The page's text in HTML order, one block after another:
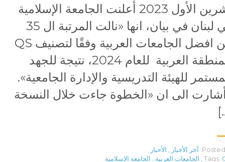
تشرين الأول 2023 أعلنت الجامعة الإسلامية
في لبنان في بيان، انها «نالت المرتبة ال 35
بين افضل الجامعات العربية وفقًا لتصنيف QS
للمنطقة العربية للعام 2024، نتيجة للجهد
للهيئة التدريسية والإدارة الجامعية».
الى ان «الخطوة جاءت خلال النسخة
Posted آخر الأخبار , الأخبار
Tags:
, الجامعات العربية , الجامعة الإسلامية